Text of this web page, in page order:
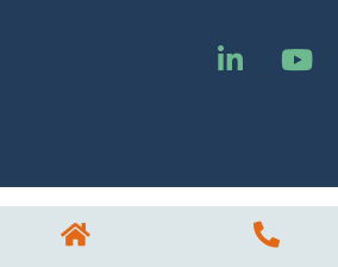
© 2026 - OSH bv